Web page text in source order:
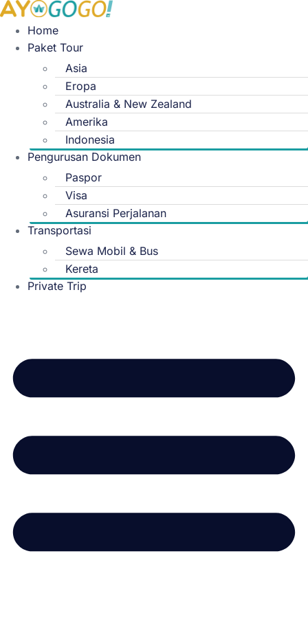
Skip
content
Home
Paket Tour
Asia
Eropa
Australia & New Zealand
Amerika
Indonesia
Pengurusan Dokumen
Paspor
Visa
Asuransi Perjalanan
Transportasi
Sewa Mobil & Bus
Kereta
Private Trip